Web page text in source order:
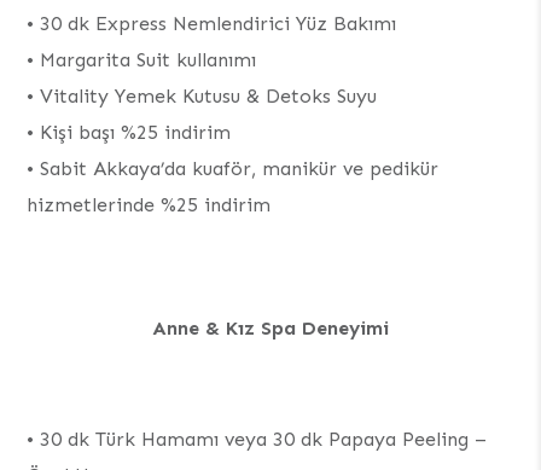
•⁠ 30 dk Express Nemlendirici Yüz Bakımı
•⁠ Margarita Suit kullanımı
•⁠ Vitality Yemek Kutusu & Detoks Suyu
•⁠ Kişi başı %25 indirim
•⁠ Sabit Akkaya’da kuaför, manikür ve pedikür
hizmetlerinde %25 indirim
Anne & Kız Spa Deneyimi
•⁠ 30 dk Türk Hamamı veya 30 dk Papaya Peeling –